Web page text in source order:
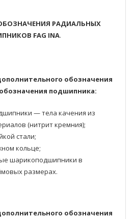
РАДИАЛЬНЫХ
FAG INA.
обозначения
подшипника:
— тела качения из
(нитрит кремния);
стали;
кольце;
шарикоподшипники в
размерах.
обозначения